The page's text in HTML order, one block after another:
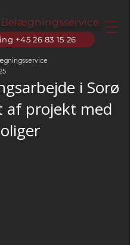
Belægningsservice
+45 26 83 15 26
i Sorø
af projekt med
NaN ud af 5 stjerner.